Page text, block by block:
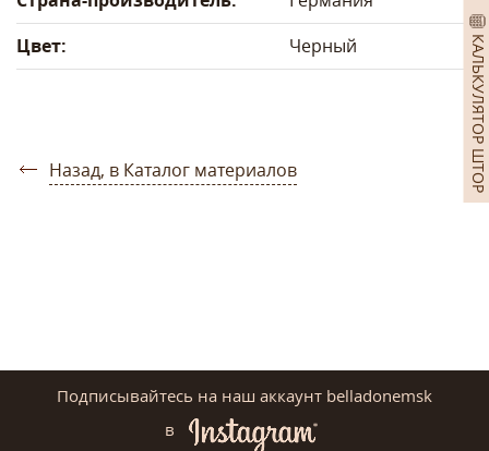
КАЛЬКУЛЯТОР ШТОР
Цвет:
Черный
Назад, в Каталог материалов
Подписывайтесь на наш аккаунт belladonemsk
в